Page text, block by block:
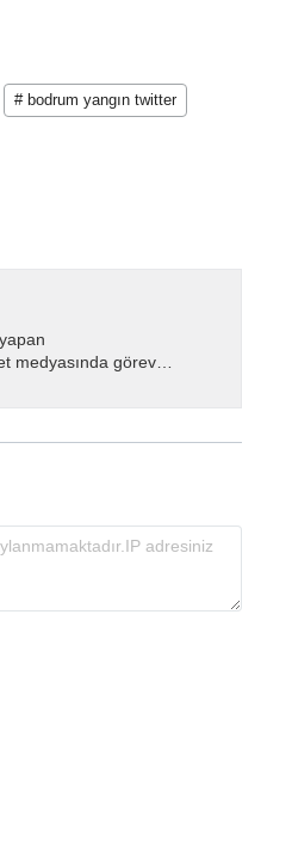
# bodrum yangın twitter
medyasında görev